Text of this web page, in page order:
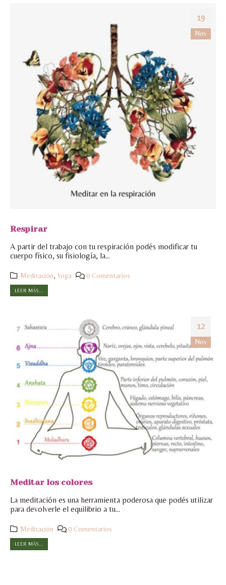
19
Nov
Respirar
A partir del trabajo con tu respiración podés modificar tu
cuerpo físico, su fisiología, la...
Meditación,Yoga 0 Comentarios
LEER MÁS...
12
Nov
Meditar los colores
La meditación es una herramienta poderosa que podés utilizar
para devolverle el equilibrio a tu...
Meditación 0 Comentarios
LEER MÁS...